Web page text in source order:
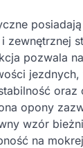
zewnętrznej
pozwala
oraz
opony
wzór
na